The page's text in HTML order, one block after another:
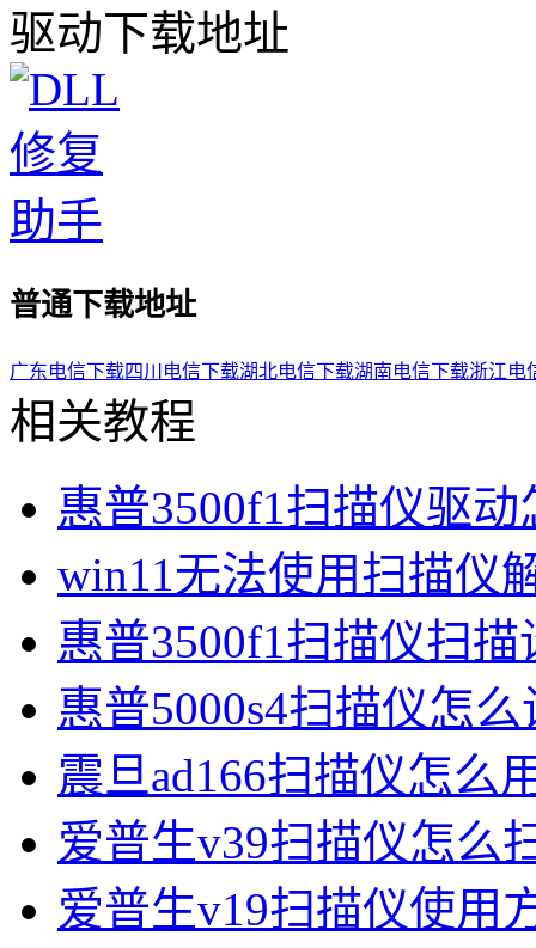
驱动下载地址
普通下载地址
广东电信下载四川电信下载湖北电信下载湖南电信下载浙江电
相关教程
惠普3500f1扫描仪驱
win11无法使用扫描仪
惠普3500f1扫描仪扫
惠普5000s4扫描仪怎
震旦ad166扫描仪怎么
爱普生v39扫描仪怎么
爱普生v19扫描仪使用